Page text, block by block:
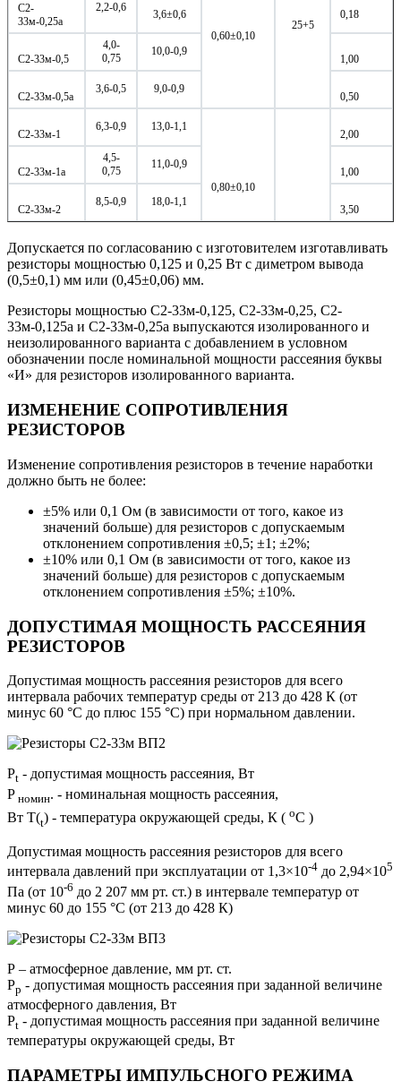
25+5
0,60±0,10
C2-
33м-0,25а
2,2-0,6
3,6±0,6 0,18
C2-33м-0,5
4,0-
0,75
10,0-0,9
1,00
C2-33м-0,5а
3,6-0,5 9,0-0,9
0,50
C2-33м-1
6,3-0,9 13,0-1,1
0,80±0,10
2,00
C2-33м-1а
4,5-
0,75
11,0-0,9
1,00
C2-33м-2
8,5-0,9 18,0-1,1
3,50
Допускается по согласованию с изготовителем изготавливать
резисторы мощностью 0,125 и 0,25 Вт с диметром вывода
(0,5±0,1) мм или (0,45±0,06) мм.
Резисторы мощностью С2-33м-0,125, С2-33м-0,25, С2-
33м-0,125а и С2-33м-0,25а выпускаются изолированного и
неизолированного варианта с добавлением в условном
обозначении после номинальной мощности рассеяния буквы
«И» для резисторов изолированного варианта.
ИЗМЕНЕНИЕ СОПРОТИВЛЕНИЯ
РЕЗИСТОРОВ
Изменение сопротивления резисторов в течение наработки
должно быть не более:
±5% или 0,1 Ом (в зависимости от того, какое из
значений больше) для резисторов с допускаемым
отклонением сопротивления ±0,5; ±1; ±2%;
±10% или 0,1 Ом (в зависимости от того, какое из
значений больше) для резисторов с допускаемым
отклонением сопротивления ±5%; ±10%.
ДОПУСТИМАЯ МОЩНОСТЬ РАССЕЯНИЯ
РЕЗИСТОРОВ
Допустимая мощность рассеяния резисторов для всего
интервала рабочих температур среды от 213 до 428 К (от
минус 60 °С до плюс 155 °С) при нормальном давлении.
2
Pt - допустимая мощность рассеяния, Вт
P номин. - номинальная мощность рассеяния,
Вт Т(t) - температура окружающей среды, К ( оС )
Допустимая мощность рассеяния резисторов для всего
интервала давлений при эксплуатации от 1,3×10-4 до 2,94×105
Па (от 10-6 до 2 207 мм рт. ст.) в интервале температур от
минус 60 до 155 °С (от 213 до 428 К)
3
Р – атмосферное давление, мм рт. ст.
Рр - допустимая мощность рассеяния при заданной величине
атмосферного давления, Вт
Рt - допустимая мощность рассеяния при заданной величине
температуры окружающей среды, Вт
ПАРАМЕТРЫ ИМПУЛЬСНОГО РЕЖИМА